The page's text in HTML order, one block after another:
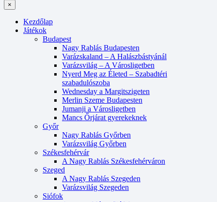
×
Kezdőlap
Játékok
Budapest
Nagy Rablás Budapesten
Varázskaland – A Halászbástyánál
Varázsvilág – A Városligetben
Nyerd Meg az Életed – Szabadtéri
szabadulószoba
Wednesday a Margitszigeten
Merlin Szeme Budapesten
Jumanji a Városligetben
Mancs Őrjárat gyerekeknek
Győr
Nagy Rablás Győrben
Varázsvilág Győrben
Székesfehérvár
A Nagy Rablás Székesfehérváron
Szeged
A Nagy Rablás Szegeden
Varázsvilág Szegeden
Siófok